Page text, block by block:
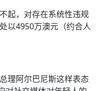
起，对存在系统性违规
以4950万澳元（约合人
理阿尔巴尼斯这样表态